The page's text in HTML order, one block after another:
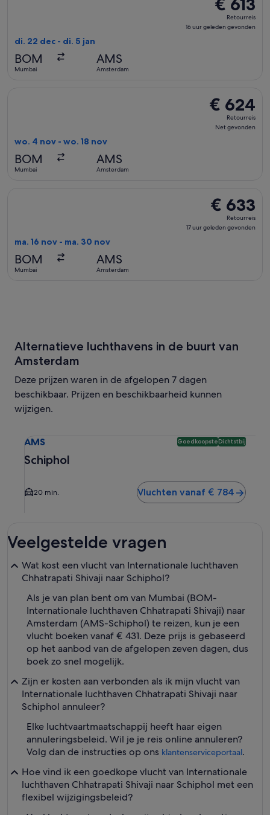
Retourreis,
16
€ 613
Retourreis
16 uur geleden gevonden
di. 22 dec - di. 5 jan
BOM
Mumbai
AMS
Amsterdam
€ 624
Retourreis,
Net
€ 624
Retourreis
Net gevonden
wo. 4 nov - wo. 18 nov
BOM
Mumbai
AMS
Amsterdam
€ 633
Retourreis,
17
€ 633
Retourreis
17 uur geleden gevonden
ma. 16 nov - ma. 30 nov
BOM
Mumbai
AMS
Amsterdam
Alternatieve luchthavens in de buurt van
Amsterdam
Deze prijzen waren in de afgelopen 7 dagen
beschikbaar. Prijzen en beschikbaarheid kunnen
wijzigen.
AMS GoedkoopsteDichtstbij
Schiphol
20 min. Vluchten vanaf € 784
Veelgestelde vragen
Wat kost een vlucht van Internationale luchthaven
Chhatrapati Shivaji naar Schiphol?
Als je van plan bent om van Mumbai (BOM-
Internationale luchthaven Chhatrapati Shivaji) naar
Amsterdam (AMS-Schiphol) te reizen, kun je een
vlucht boeken vanaf € 431. Deze prijs is gebaseerd
op het aanbod van de afgelopen zeven dagen, dus
boek zo snel mogelijk.
Zijn er kosten aan verbonden als ik mijn vlucht van
Internationale luchthaven Chhatrapati Shivaji naar
Schiphol annuleer?
Elke luchtvaartmaatschappij heeft haar eigen
annuleringsbeleid. Wil je je reis online annuleren?
Volg dan de instructies op ons klantenserviceportaal.
Hoe vind ik een goedkope vlucht van Internationale
luchthaven Chhatrapati Shivaji naar Schiphol met een
flexibel wijzigingsbeleid?